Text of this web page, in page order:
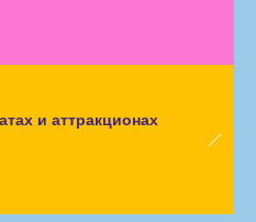
и аттракционах